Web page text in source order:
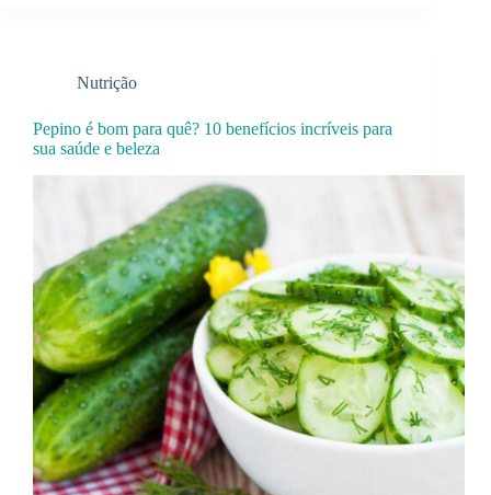
Nutrição
Pepino é bom para quê? 10 benefícios incríveis para
sua saúde e beleza